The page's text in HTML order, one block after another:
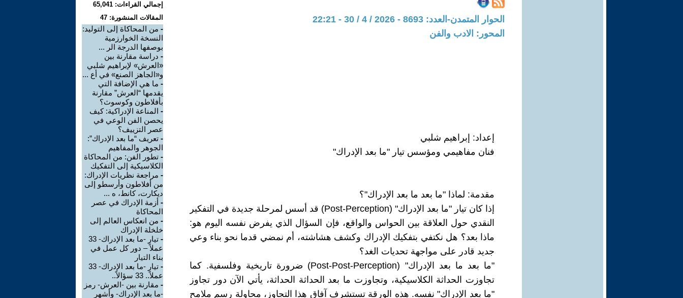
الحوار المتمدن-العدد: 8693 - 2026 / 4 / 30 - 22:21
المحور: الادب والفن
إعداد: إبراهيم شلبي
فنان مفاهيمي ومؤسس تيار "ما بعد الإدراك"
مقدمة: لماذا "ما بعد ما بعد الإدراك"؟
إذا كان تيار "ما بعد الإدراك" (Post-Perception) قد أسس لمرحلة جديدة في التفكير
النقدي حول العلاقة بين الحواس والواقع، فإن السؤال الذي يفرض نفسه اليوم هو:
ماذا بعد؟ هل نكتفي بتفكيك الإدراك وكشف هشاشته، أم نمضي قدما نحو بناء وعي
جديد قادر على مواجهة تحديات الغد؟
"ما بعد ما بعد الإدراك" (Post-Post-Perception) ضرورة تاريخية وفلسفية. كما
تجاوزت الحداثة الكلاسيكية، وتجاوزت ما بعد الحداثة الحداثة، يأتي الآن دور تجاوز
"ما بعد الإدراك" نفسه. هذه الورقة تستشرف آفاق هذا التجاوز، محاولة رسم ملامح
إجمالي القراءات: 65,041
المقالات المنشورة: 47
- من المحاكاة إلى التوليد:
النسخة الخوارزمية
بوصفها الدرجة الر ...
- دراسة مقارنة بين
«العرش» لإبراهيم شلبي
و«الجاهز الصنع» في أع ...
- ما هي الإضافة التي
يقدمها “العرش” مقارنة
بأفلاطون وكوسوث؟
- المناعة الإدراكية: كيف
يحصن الفن الوعي في
عصر التزييف؟
- تعريف “ما بعد الإدراك”:
الجوهر والمفاهيم
- تطور الفن: من المحاكاة
الكلاسيكية إلى التفكيك
- مراجعة نظريات الإدراك:
من أفلاطون وأرسطو إلى
ديكارت، كانط، ه ...
- أزمة الإدراك في عصر
المحاكاة
- من انعكاس العالم إلى
خلخلة الإدراك
-
تيار -ما بعد الإدراك- 33
عملاً – دور كل عمل في
بناء التيار
-
تيار -ما بعد الإدراك- 33
عملاً.. 33 سؤالاً..
- مقارنة بين -العرش- رمز
-ما بعد الإدراك- وأشهر